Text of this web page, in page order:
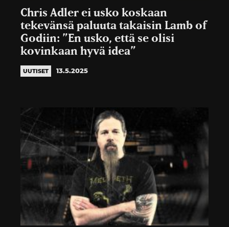
Chris Adler ei usko koskaan
tekevänsä paluuta takaisin Lamb of
Godiin: ”En usko, että se olisi
kovinkaan hyvä idea”
UUTISET 13.5.2025